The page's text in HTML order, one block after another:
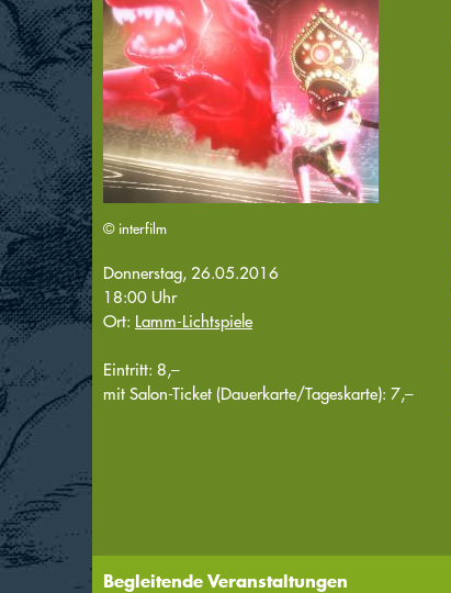
© interfilm
Donnerstag, 26.05.2016
18:00 Uhr
Ort: Lamm-Lichtspiele
Eintritt: 8,–
mit Salon-Ticket (Dauerkarte/Tageskarte): 7,–
Begleitende Veranstaltungen